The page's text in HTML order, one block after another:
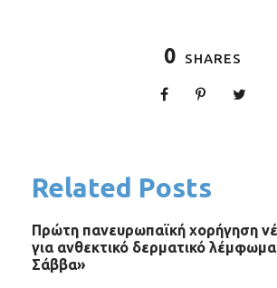
0 SHARES
Related Posts
Πρώτη πανευρωπαϊκή χορήγηση
για ανθεκτικό δερματικό
Σάββα»